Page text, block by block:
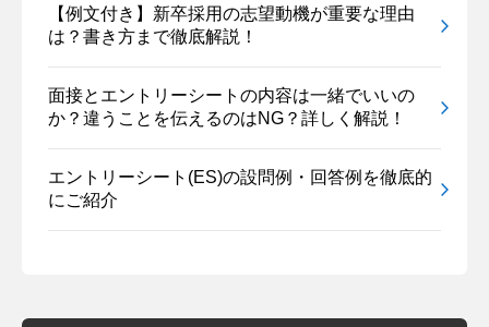
【例文付き】新卒採用の志望動機が重要な理由
は？書き方まで徹底解説！
面接とエントリーシートの内容は一緒でいいの
か？違うことを伝えるのはNG？詳しく解説！
エントリーシート(ES)の設問例・回答例を徹底的
にご紹介